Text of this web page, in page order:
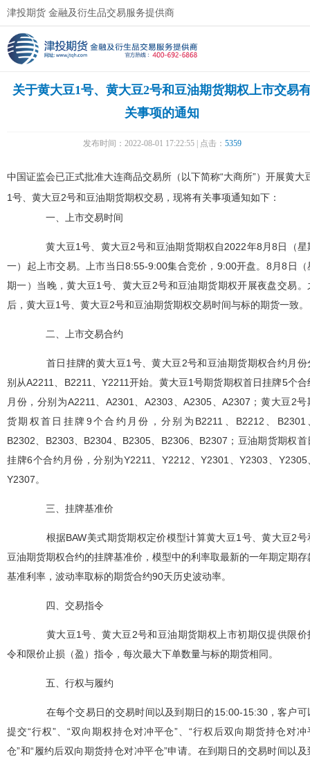
津投期货 金融及衍生品交易服务提供商
关于黄大豆1号、黄大豆2号和豆油期货期权上市交易
关事项的通知
发布时间：2022-08-01 17:22:55 | 点击： 5359
中国证监会已正式批准大连商品交易所（以下简称“大商所”）开展黄大
1号、黄大豆2号和豆油期货期权交易，现将有关事项通知如下：
一、上市交易时间
黄大豆1号、黄大豆2号和豆油期货期权自2022年8 月8日（星
一）起上市交易。上市当日8:55-9:00集合竞价， 9:00开盘。 8 月8 日（
期一）当晚，黄大豆1 号、黄大豆2号和豆油期货期权开展夜盘交易。
后，黄大豆1号、黄大豆2号和豆油期货期权交易时间与标的期货一致。
二、上市交易合约
首日挂牌的黄大豆1 号、黄大豆2号和豆油期货期权合约月份
别从A2211 B2211 Y2211开始。 黄大豆1号期货期权首日挂牌5个合
月份，分别为A2211 A2301 、A2303 、A2305 、A2307 ； 黄大豆2号
货期权首日挂牌9个合约月份，分别为 B2211 B2212 B2301
B2302
B2303 B2304 B2305 B2306 B2307 ； 豆油期货期权首
挂牌6个合约月份，分别为Y2211 、Y2212 、Y2301 、Y2303 Y2305
Y2307。
三、挂牌基准价
根据BAW美式期货期权定价模型计算黄大豆1 号、黄大豆2号
豆油期货期权合约的挂牌基准价 ，模型中的利率取最新的一年期定期存
基准利率，波动率取标的期货合约90天历史波动率。
四、交易指令
黄大豆1号、黄大豆2号和豆油期货期权上市初期仅提供限价
令和限价止损（盈）指令，每次最大下单数量与标的期货相同。
五、行权与履约
在每个交易日的交易时间以及到期日的15:00-15:30，客户可
提交“行权”、“双向期权持仓对冲平仓”、“行权后双向期货持仓对冲
仓”和“履约后双向期货持仓对冲平仓”申请。在到期日的交易时间以及